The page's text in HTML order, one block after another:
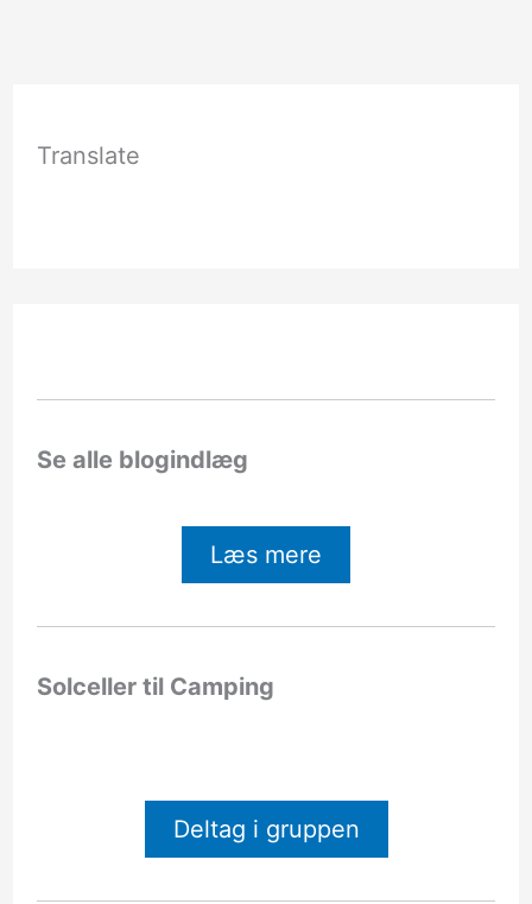
Translate
Se alle blogindlæg
Læs mere
Solceller til Camping
Deltag i gruppen